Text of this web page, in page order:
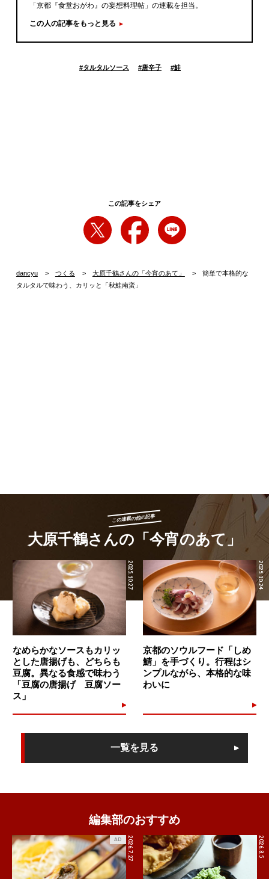
「京都『食堂おがわ』の妄想料理帖」の連載を担当。
この人の記事をもっと見る
#タルタルソース #唐辛子 #鮭
この記事をシェア
dancyu つくる 大原千鶴さんの「今宵のあて」
簡単で本格的な
タルタルで味わう、カリッと「秋鮭南蛮」
この連載の他の記事
大原千鶴さんの「今宵のあて」
2025.10.27
なめらかなソースもカリッ
とした唐揚げも、どちらも
豆腐。異なる食感で味わう
「豆腐の唐揚げ 豆腐ソー
ス」
2025.10.24
京都のソウルフード「しめ
鯖」を手づくり。行程はシ
ンプルながら、本格的な味
わいに
一覧を見る
編集部のおすすめ
2026.7.27
AD 2026.8.5